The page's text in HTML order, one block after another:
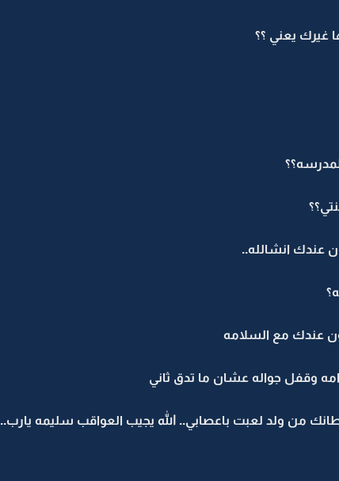
غيرك يعني ؟؟
عندك انشالله..
عندك مع السلامه
وقفل جواله عشان ما تدق ثاني
من ولد لعبت باعصابي.. الله يجيب العواقب سليمه يارب..